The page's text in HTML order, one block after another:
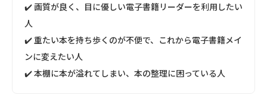
✔️ 画質が良く、目に優しい電子書籍リーダーを利用したい
人
✔️ 重たい本を持ち歩くのが不便で、これから電子書籍メイ
ンに変えたい人
✔️ 本棚に本が溢れてしまい、本の整理に困っている人